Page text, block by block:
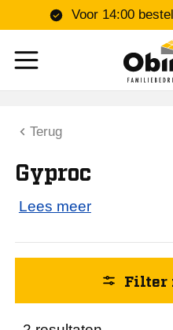
Voor 14:00
Terug
Gyproc
Lees meer
Filter
Loopd